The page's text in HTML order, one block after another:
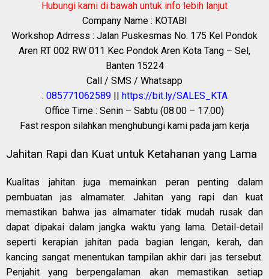
Hubungi kami di bawah untuk info lebih lanjut
Company Name : KOTABI
Workshop Adrress : Jalan Puskesmas No. 175 Kel Pondok
Aren RT 002 RW 011 Kec Pondok Aren Kota Tang – Sel,
Banten 15224
Call / SMS / Whatsapp
: 085771062589|| https://bit.ly/SALES_KTA
Office Time : Senin – Sabtu (08.00 – 17.00)
Fast respon silahkan menghubungi kami pada jam kerja
Jahitan Rapi dan Kuat untuk Ketahanan yang Lama
Kualitas jahitan juga memainkan peran penting dalam
pembuatan jas almamater. Jahitan yang rapi dan kuat
memastikan bahwa jas almamater tidak mudah rusak dan
dapat dipakai dalam jangka waktu yang lama. Detail-detail
seperti kerapian jahitan pada bagian lengan, kerah, dan
kancing sangat menentukan tampilan akhir dari jas tersebut.
Penjahit yang berpengalaman akan memastikan setiap